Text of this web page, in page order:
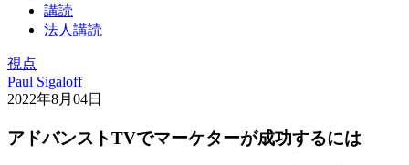
講読
法人講読
視点
Paul Sigaloff
2022年8月04日
アドバンストTVでマーケターが成功するには